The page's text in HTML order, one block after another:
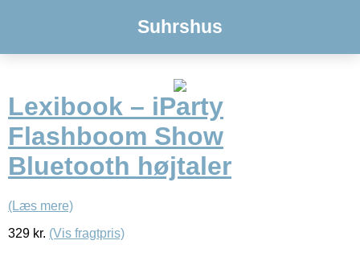
Suhrshus
Lexibook – iParty
Flashboom Show
Bluetooth højtaler
(Læs mere)
329 kr. (Vis fragtpris)